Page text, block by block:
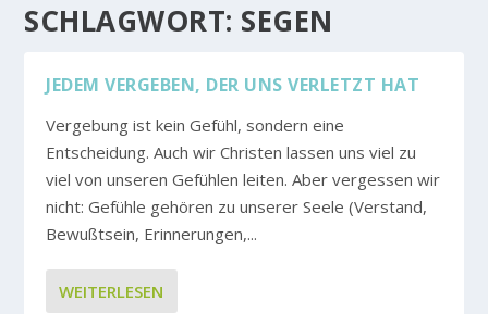
SCHLAGWORT: SEGEN
JEDEM VERGEBEN, DER UNS VERLETZT HAT
Vergebung ist kein Gefühl, sondern eine
Entscheidung. Auch wir Christen lassen uns viel zu
viel von unseren Gefühlen leiten. Aber vergessen wir
nicht: Gefühle gehören zu unserer Seele (Verstand,
Bewußtsein, Erinnerungen,...
WEITERLESEN